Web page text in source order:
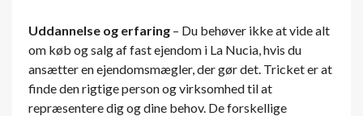
Uddannelse og erfaring – Du behøver ikke at vide alt
om køb og salg af fast ejendom i La Nucia, hvis du
ansætter en ejendomsmægler, der gør det. Tricket er at
finde den rigtige person og virksomhed til at
repræsentere dig og dine behov. De forskellige